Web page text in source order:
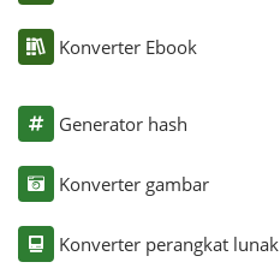
Konverter Ebook
Generator hash
Konverter gambar
Konverter perangkat lunak